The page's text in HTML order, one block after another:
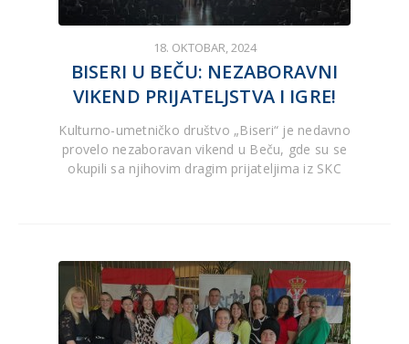
18. OKTOBAR, 2024
BISERI U BEČU: NEZABORAVNI
VIKEND PRIJATELJSTVA I IGRE!
Kulturno-umetničko društvo „Biseri“ je nedavno
provelo nezaboravan vikend u Beču, gde su se
okupili sa njihovim dragim prijateljima iz SKC